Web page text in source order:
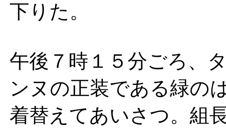
下りた。
午後７時１５分ごろ、
ンヌの正装である緑の
着替えてあいさつ。組